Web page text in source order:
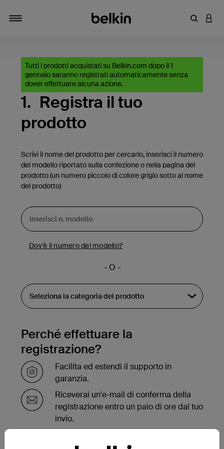
Inserisci
Tutti i prodotti acquistati su Belkin.com dopo il 1
gennaio saranno registrati automaticamente senza
dover effettuare alcuna azione.
1. Registra il tuo
prodotto
Scrivi il nome del prodotto per cercarlo, inserisci il numero
del modello riportato sulla confezione o nella pagina del
prodotto (un numero piccolo di colore grigio sotto al nome
del prodotto)
Dov'è il numero del modello?
- O -
Perché effettuare la
registrazione?
Facilita ed estendi il supporto in
garanzia.
Riceverai un'e-mail di conferma della
registrazione entro un paio di ore dal tuo
invio.
registrati sulla parte inferiore della